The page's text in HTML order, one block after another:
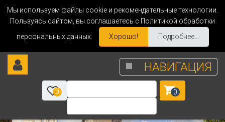
Мы используем файлы cookie и рекомендательные технологии.
Пользуясь сайтом, вы соглашаетесь с Политикой обработки
персональных данных.
Хорошо! Подробнее...
НАВИГАЦИЯ
0 0